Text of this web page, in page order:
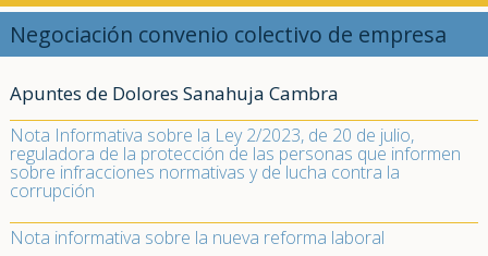
Negociación convenio colectivo de empresa
Apuntes de Dolores Sanahuja Cambra
Nota Informativa sobre la Ley 2/2023, de 20 de julio,
reguladora de la protección de las personas que informen
sobre infracciones normativas y de lucha contra la
corrupción
Nota informativa sobre la nueva reforma laboral